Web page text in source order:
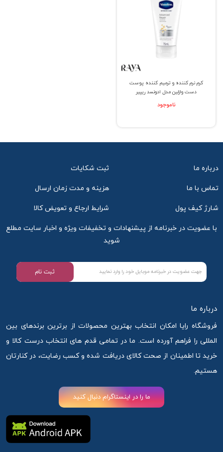
کرم نرم کننده و ترمیم کننده پوست
دست وازلین مدل ادونسد ریپیر
ناموجود
درباره ما ثبت شکایات
تماس با ما هزینه و مدت زمان ارسال
شارژ کیف پول شرایط ارجاع و تعویض کالا
با عضویت در خبرنامه از پیشنهادات و تخفیفات ویژه و اخبار سایت مطلع
شوید
ثبت نام
درباره ما
فروشگاه رایا امکان انتخاب بهترین محصولات از برترین برندهای بین
المللی را فراهم آورده است. ما در تمامی قدم های انتخاب درست کالا و
خرید تا اطمینان از صحت کالای دریافت شده و کسب رضایت، در کنارتان
هستیم.
ما را در اینستاگرام دنبال کنید